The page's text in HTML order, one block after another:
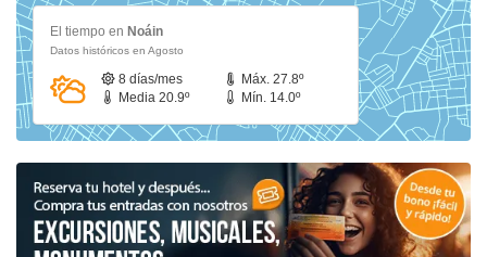
El tiempo en Noáin
Datos históricos en Agosto
8 días/mes
Máx. 27.8º
Media 20.9º
Mín. 14.0º